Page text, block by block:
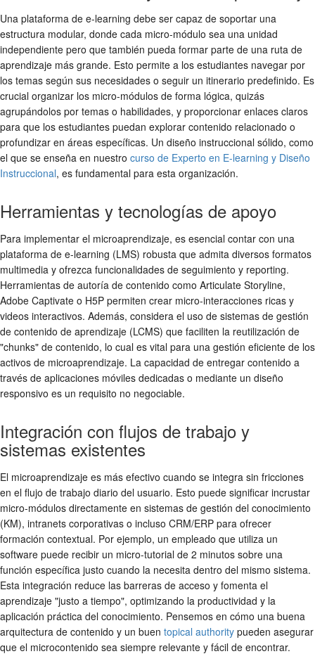
Una plataforma de e-learning debe ser capaz de soportar una
estructura modular, donde cada micro-módulo sea una unidad
independiente pero que también pueda formar parte de una ruta de
aprendizaje más grande. Esto permite a los estudiantes navegar por
los temas según sus necesidades o seguir un itinerario predefinido. Es
crucial organizar los micro-módulos de forma lógica, quizás
agrupándolos por temas o habilidades, y proporcionar enlaces claros
para que los estudiantes puedan explorar contenido relacionado o
profundizar en áreas específicas. Un diseño instruccional sólido, como
el que se enseña en nuestro curso de Experto en E-learning y Diseño
Instruccional, es fundamental para esta organización.
Herramientas y tecnologías de apoyo
Para implementar el microaprendizaje, es esencial contar con una
plataforma de e-learning (LMS) robusta que admita diversos formatos
multimedia y ofrezca funcionalidades de seguimiento y reporting.
Herramientas de autoría de contenido como Articulate Storyline,
Adobe Captivate o H5P permiten crear micro-interacciones ricas y
videos interactivos. Además, considera el uso de sistemas de gestión
de contenido de aprendizaje (LCMS) que faciliten la reutilización de
"chunks" de contenido, lo cual es vital para una gestión eficiente de los
activos de microaprendizaje. La capacidad de entregar contenido a
través de aplicaciones móviles dedicadas o mediante un diseño
responsivo es un requisito no negociable.
Integración con flujos de trabajo y
sistemas existentes
El microaprendizaje es más efectivo cuando se integra sin fricciones
en el flujo de trabajo diario del usuario. Esto puede significar incrustar
micro-módulos directamente en sistemas de gestión del conocimiento
(KM), intranets corporativas o incluso CRM/ERP para ofrecer
formación contextual. Por ejemplo, un empleado que utiliza un
software puede recibir un micro-tutorial de 2 minutos sobre una
función específica justo cuando la necesita dentro del mismo sistema.
Esta integración reduce las barreras de acceso y fomenta el
aprendizaje "justo a tiempo", optimizando la productividad y la
aplicación práctica del conocimiento. Pensemos en cómo una buena
arquitectura de contenido y un buen topical authority pueden asegurar
que el microcontenido sea siempre relevante y fácil de encontrar.